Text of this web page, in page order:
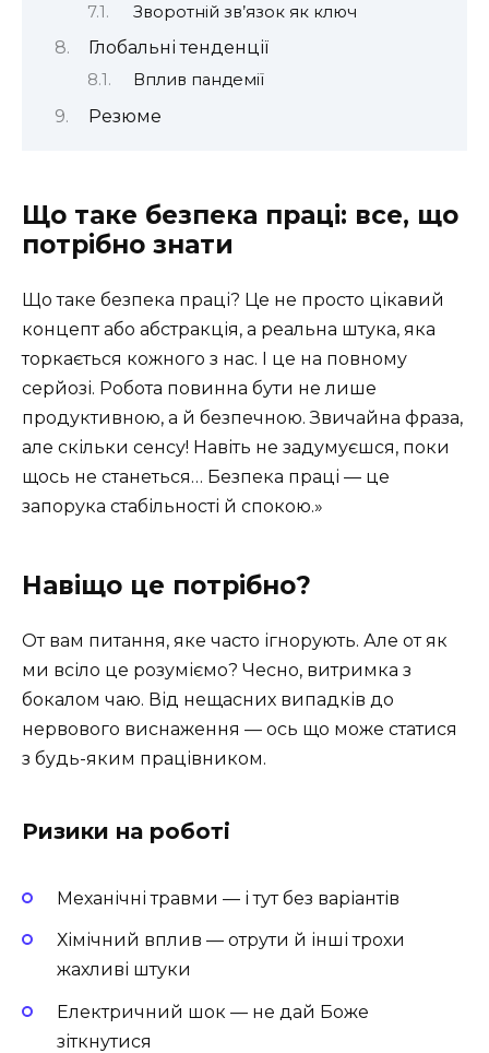
Зворотній зв’язок як ключ
Глобальні тенденції
Вплив пандемії
Резюме
Що таке безпека праці: все, що
потрібно знати
Що таке безпека праці? Це не просто цікавий
концепт або абстракція, а реальна штука, яка
торкається кожного з нас. І це на повному
серйозі. Робота повинна бути не лише
продуктивною, а й безпечною. Звичайна фраза,
але скільки сенсу! Навіть не задумуєшся, поки
щось не станеться… Безпека праці — це
запорука стабільності й спокою.»
Навіщо це потрібно?
От вам питання, яке часто ігнорують. Але от як
ми всіло це розуміємо? Чесно, витримка з
бокалом чаю. Від нещасних випадків до
нервового виснаження — ось що може статися
з будь-яким працівником.
Ризики на роботі
Механічні травми — і тут без варіантів
Хімічний вплив — отрути й інші трохи
жахливі штуки
Електричний шок — не дай Боже
зіткнутися